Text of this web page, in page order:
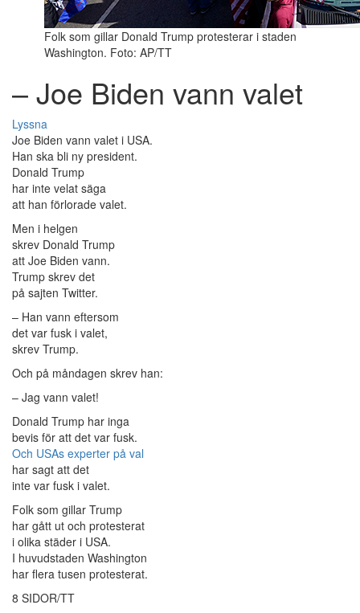
Folk som gillar Donald Trump protesterar i staden
Washington. Foto: AP/TT
– Joe Biden vann valet
Lyssna
Joe Biden vann valet i USA.
Han ska bli ny president.
Donald Trump
har inte velat säga
att han förlorade valet.
Men i helgen
skrev Donald Trump
att Joe Biden vann.
Trump skrev det
på sajten Twitter.
– Han vann eftersom
det var fusk i valet,
skrev Trump.
Och på måndagen skrev han:
– Jag vann valet!
Donald Trump har inga
bevis för att det var fusk.
Och USAs experter på val
har sagt att det
inte var fusk i valet.
Folk som gillar Trump
har gått ut och protesterat
i olika städer i USA.
I huvudstaden Washington
har flera tusen protesterat.
8 SIDOR/TT